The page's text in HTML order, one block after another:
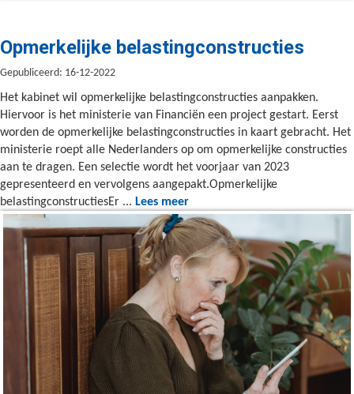
Opmerkelijke belastingconstructies
Gepubliceerd: 16-12-2022
Het kabinet wil opmerkelijke belastingconstructies aanpakken.
Hiervoor is het ministerie van Financiën een project gestart. Eerst
worden de opmerkelijke belastingconstructies in kaart gebracht. Het
ministerie roept alle Nederlanders op om opmerkelijke constructies
aan te dragen. Een selectie wordt het voorjaar van 2023
gepresenteerd en vervolgens aangepakt.Opmerkelijke
belastingconstructiesEr ... Lees meer